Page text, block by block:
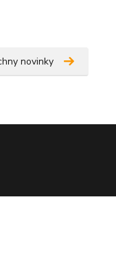
novinky